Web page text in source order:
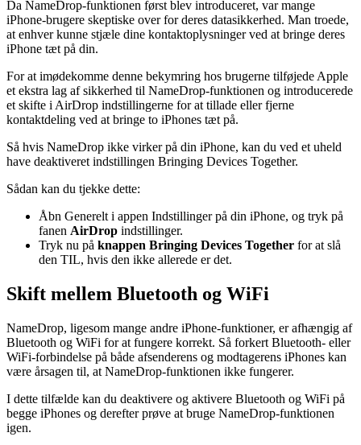
Da NameDrop-funktionen først blev introduceret, var mange
iPhone-brugere skeptiske over for deres datasikkerhed. Man troede,
at enhver kunne stjæle dine kontaktoplysninger ved at bringe deres
iPhone tæt på din.
For at imødekomme denne bekymring hos brugerne tilføjede Apple
et ekstra lag af sikkerhed til NameDrop-funktionen og introducerede
et skifte i AirDrop indstillingerne for at tillade eller fjerne
kontaktdeling ved at bringe to iPhones tæt på.
Så hvis NameDrop ikke virker på din iPhone, kan du ved et uheld
have deaktiveret indstillingen Bringing Devices Together.
Sådan kan du tjekke dette:
Åbn Generelt i appen Indstillinger på din iPhone, og tryk på
fanen AirDrop indstillinger.
Tryk nu på knappen Bringing Devices Together for at slå
den TIL, hvis den ikke allerede er det.
Skift mellem Bluetooth og WiFi
NameDrop, ligesom mange andre iPhone-funktioner, er afhængig af
Bluetooth og WiFi for at fungere korrekt. Så forkert Bluetooth- eller
WiFi-forbindelse på både afsenderens og modtagerens iPhones kan
være årsagen til, at NameDrop-funktionen ikke fungerer.
I dette tilfælde kan du deaktivere og aktivere Bluetooth og WiFi på
begge iPhones og derefter prøve at bruge NameDrop-funktionen
igen.